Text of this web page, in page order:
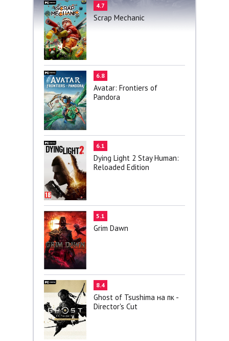
4.7
Scrap Mechanic
6.8
Avatar: Frontiers of
Pandora
6.1
Dying Light 2 Stay Human:
Reloaded Edition
5.1
Grim Dawn
8.4
Ghost of Tsushima на пк -
Director's Cut